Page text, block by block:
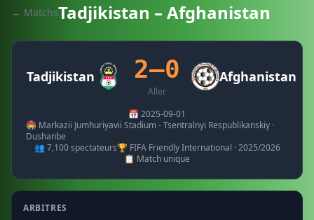
← MatchsTadjikistan – Afghanistan
Tadjikistan 2–0
Aller
Afghanistan
📅 2025-09-01
🏟️ Markazii Jumhuriyavii Stadium - Tsentralnyi Respublikanskiy ·
Dushanbe
👥 7,100 spectateurs🏆 FIFA Friendly International · 2025/2026
📋 Match unique
ARBITRES